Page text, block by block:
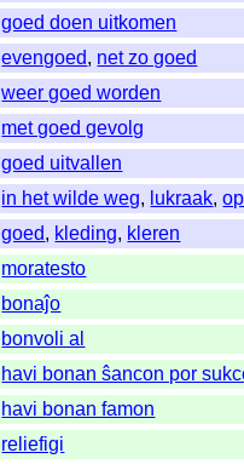
goed doen uitkomen
evengoed, net zo goed
weer goed worden
met goed gevolg
goed uitvallen
in het wilde weg, lukraak,
goed, kleding, kleren
moratesto
bonaĵo
bonvoli al
havi bonan ŝancon por
havi bonan famon
reliefigi